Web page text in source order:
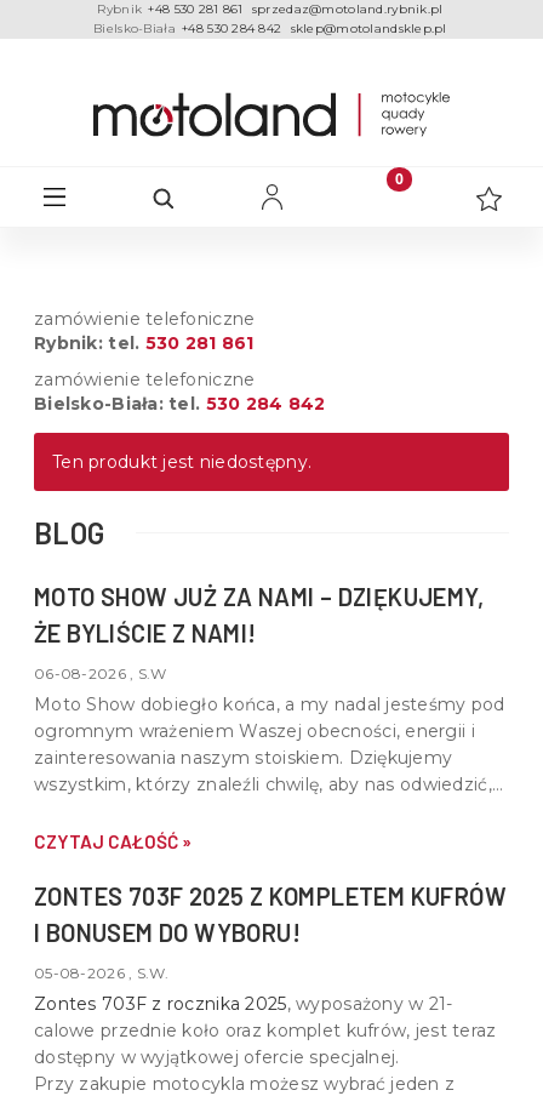
Rybnik +48 530 281 861
sprzedaz@motoland.rybnik.pl
Bielsko-Biała +48 530 284 842 sklep@motolandsklep.pl
zamówienie telefoniczne
Rybnik: tel. 530 281 861
zamówienie telefoniczne
Bielsko-Biała: tel. 530 284 842
Ten produkt jest niedostępny.
BLOG
MOTO SHOW JUŻ ZA NAMI – DZIĘKUJEMY,
ŻE BYLIŚCIE Z NAMI!
06-08-2026 , S.W
Moto Show dobiegło końca, a my nadal jesteśmy pod
ogromnym wrażeniem Waszej obecności, energii i
zainteresowania naszym stoiskiem. Dziękujemy
wszystkim, którzy znaleźli chwilę, aby nas odwiedzić,
do motoryzacji.
CZYTAJ CAŁOŚĆ »
ZONTES 703F 2025 Z KOMPLETEM KUFRÓW
I BONUSEM DO WYBORU!
05-08-2026 , S.W.
Zontes 703F z rocznika 2025, wyposażony w 21-
calowe przednie koło oraz komplet kufrów, jest teraz
dostępny w wyjątkowej ofercie specjalnej.
Przy zakupie motocykla możesz wybrać jeden z